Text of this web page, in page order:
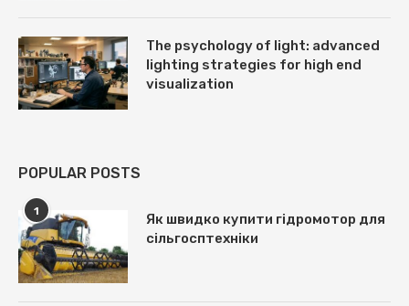
The psychology of light: advanced
lighting strategies for high end
visualization
POPULAR POSTS
1
Як швидко купити гідромотор для
сільгосптехніки